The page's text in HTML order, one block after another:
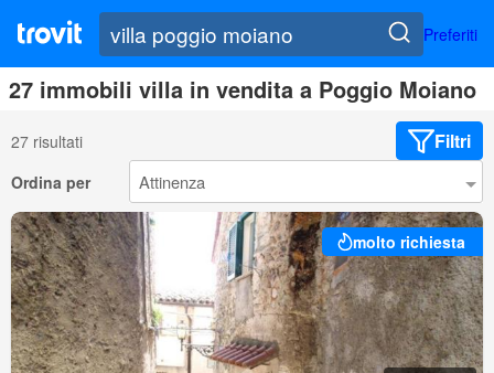
Preferiti
27 immobili villa in vendita a Poggio Moiano
27 risultati Filtri
Ordina per
molto richiesta